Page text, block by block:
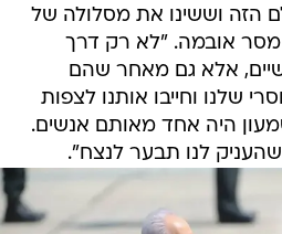
הזה וששינו את מסלולה של
מסר אובמה. "לא רק דרך
אלא גם מאחר שהם
שלנו וחייבו אותנו לצפות
היה אחד מאותם אנשים.
לנו תבער לנצח".